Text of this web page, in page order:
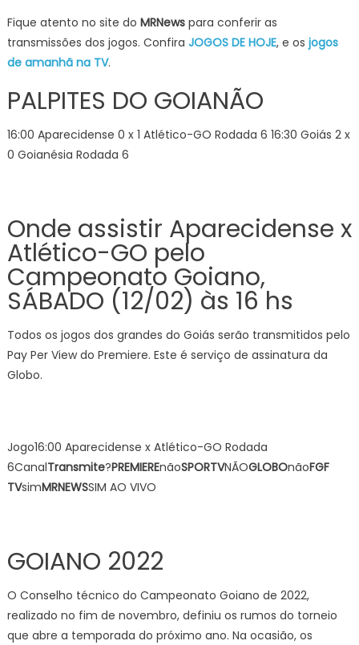
Fique atento no site do MRNewspara conferir as
transmissões dos jogos. Confira JOGOS DE HOJE, e os jogos
de amanhã na TV.
PALPITES DO GOIANÃO
16:00 Aparecidense 0 x 1 Atlético-GO Rodada 6 16:30 Goiás 2 x
0 Goianésia Rodada 6
Onde assistir Aparecidense x
Atlético-GO pelo
Campeonato Goiano,
SÁBADO (12/02) às 16 hs
Todos os jogos dos grandes do Goiás serão transmitidos pelo
Pay Per View do Premiere. Este é serviço de assinatura da
Globo.
Jogo16:00 Aparecidense x Atlético-GO Rodada
6CanalTransmite?PREMIEREnãoSPORTVNÃOGLOBOnãoFGF
TVsimMRNEWSSIM AO VIVO
GOIANO 2022
O Conselho técnico do Campeonato Goiano de 2022,
realizado no fim de novembro, definiu os rumos do torneio
que abre a temporada do próximo ano. Na ocasião, os